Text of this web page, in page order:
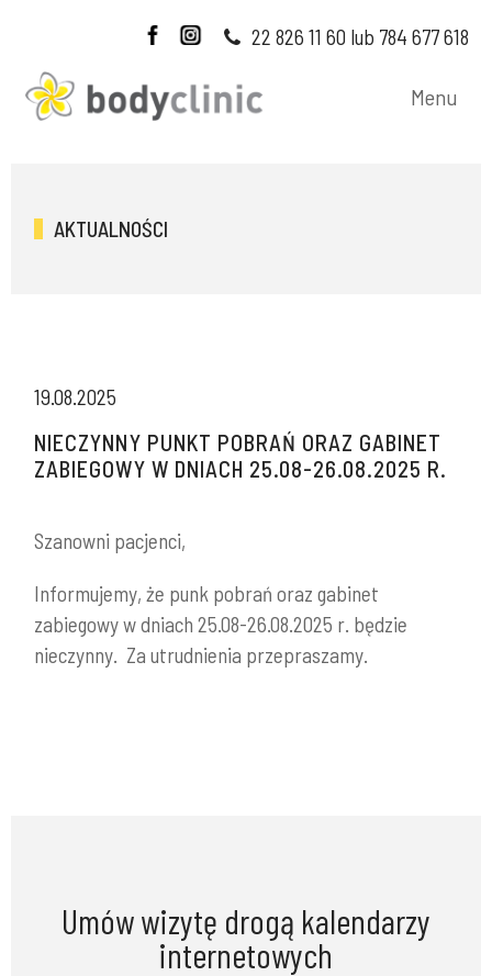
22 826 11 60 lub 784 677 618
Menu
AKTUALNOŚCI
19.08.2025
NIECZYNNY PUNKT POBRAŃ ORAZ GABINET
ZABIEGOWY W DNIACH 25.08-26.08.2025 R.
Szanowni pacjenci,
Informujemy, że punk pobrań oraz gabinet
zabiegowy w dniach 25.08-26.08.2025 r. będzie
nieczynny. Za utrudnienia przepraszamy.
Umów wizytę drogą kalendarzy
internetowych